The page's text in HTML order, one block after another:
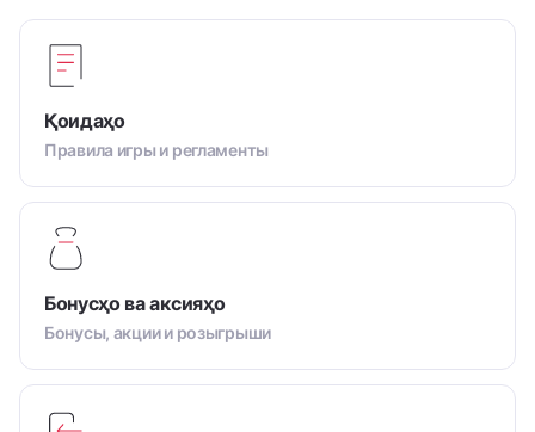
Қоидаҳо
Правила игры и регламенты
Бонусҳо ва аксияҳо
Бонусы, акции и розыгрыши